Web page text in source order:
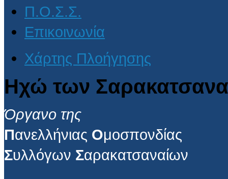
Π.Ο.Σ.Σ.
Επικοινωνία
Χάρτης Πλοήγησης
Ηχώ των
Όργανο της
Πανελλήνιας Ομοσπονδίας
Συλλόγων Σαρακατσαναίων